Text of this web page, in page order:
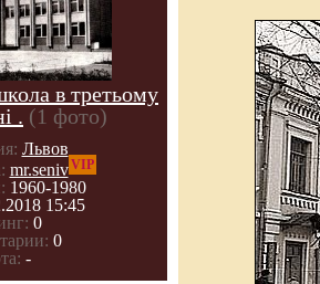
в третьому
. (1 фото)
Львов
mr.senivVIP
1960-1980
15:45
0
0
-